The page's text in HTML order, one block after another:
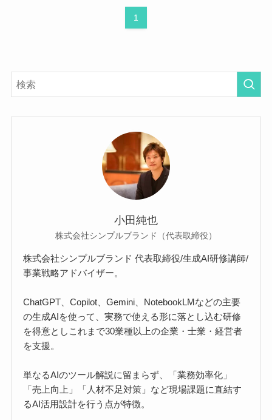
1
小田純也
株式会社シンプルブランド（代表取締役）
株式会社シンプルブランド 代表取締役/生成AI研修講師/
事業戦略アドバイザー。
ChatGPT、Copilot、Gemini、NotebookLMなどの主要
の生成AIを使って、実務で使える形に落とし込む研修
を得意としこれまで30業種以上の企業・士業・経営者
を支援。
単なるAIのツール解説に留まらず、「業務効率化」
「売上向上」「人材不足対策」など現場課題に直結す
るAI活用設計を行う点が特徴。